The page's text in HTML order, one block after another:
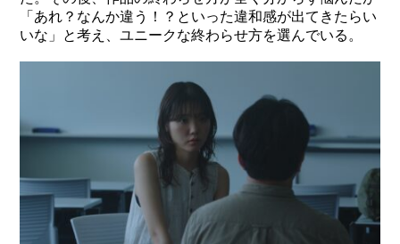
「あれ？なんか違う！？といった違和感が出てきたらい
いな」と考え、ユニークな終わらせ方を選んでいる。